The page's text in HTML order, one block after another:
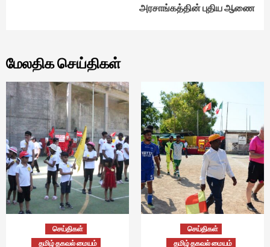
அரசாங்கத்தின் புதிய ஆணை
மேலதிக செய்திகள்
செய்திகள்
தமிழ் தகவல் மையம்
செய்திகள்
தமிழ் தகவல் மையம்